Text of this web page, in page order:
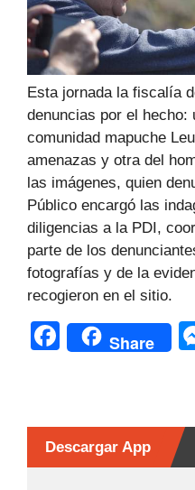
Esta jornada la fiscalía
denuncias por el hecho:
comunidad mapuche
amenazas y otra del
las imágenes, quien
Público encargó las
diligencias a la PDI,
parte de los
fotografías y de la
recogieron en el sitio.
F
a
e
b
o
Share
Descargar App